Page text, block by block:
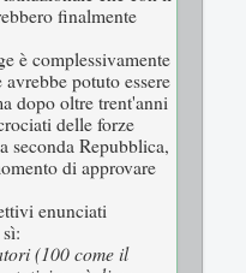
finalmente
è complessivamente
potuto essere
dopo oltre trent'anni
delle forze
seconda Repubblica,
di approvare
enunciati
(100 come il